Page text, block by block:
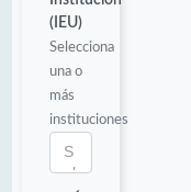
(IEU)
Selecciona
una o
más
instituciones